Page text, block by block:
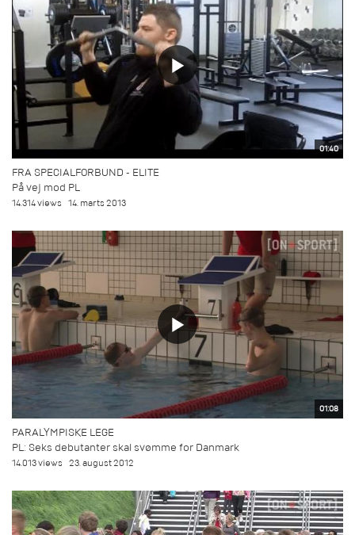
01:40
FRA SPECIALFORBUND - ELITE
På vej mod PL
14.314 views 14. marts 2013
01:08
PARALYMPISKE LEGE
PL: Seks debutanter skal svømme for Danmark
14.013 views 23. august 2012